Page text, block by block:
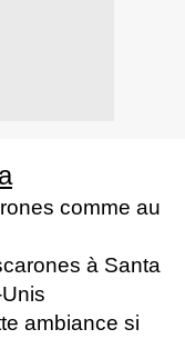
comme au
à Santa
ambiance si